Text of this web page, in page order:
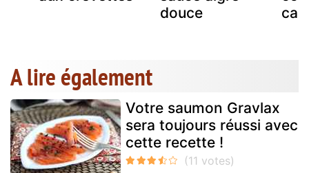
douce
A lire également
Votre saumon Gravlax
sera toujours réussi avec
cette recette !